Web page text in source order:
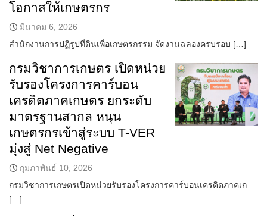
โอกาสให้เกษตรกร
มีนาคม 6, 2026
สำนักงานการปฏิรูปที่ดินเพื่อเกษตรกรรม จัดงานฉลองครบรอบ […]
กรมวิชาการเกษตร เปิดหน่วย
รับรองโครงการคาร์บอน
เครดิตภาคเกษตร ยกระดับ
มาตรฐานสากล หนุน
เกษตรกรเข้าสู่ระบบ T-VER
มุ่งสู่ Net Negative
กุมภาพันธ์ 10, 2026
กรมวิชาการเกษตรเปิดหน่วยรับรองโครงการคาร์บอนเครดิตภาคเก
[…]